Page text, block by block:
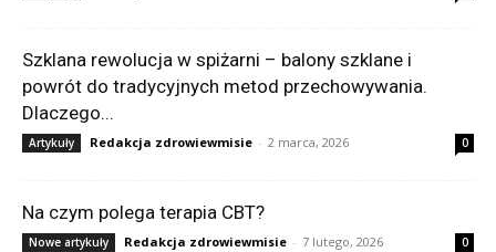
Szklana rewolucja w spiżarni – balony szklane i
powrót do tradycyjnych metod przechowywania.
Dlaczego...
Artykuły Redakcja zdrowiewmisie - 2 marca, 2026 0
Na czym polega terapia CBT?
Nowe artykuły Redakcja zdrowiewmisie - 7 lutego, 2026 0